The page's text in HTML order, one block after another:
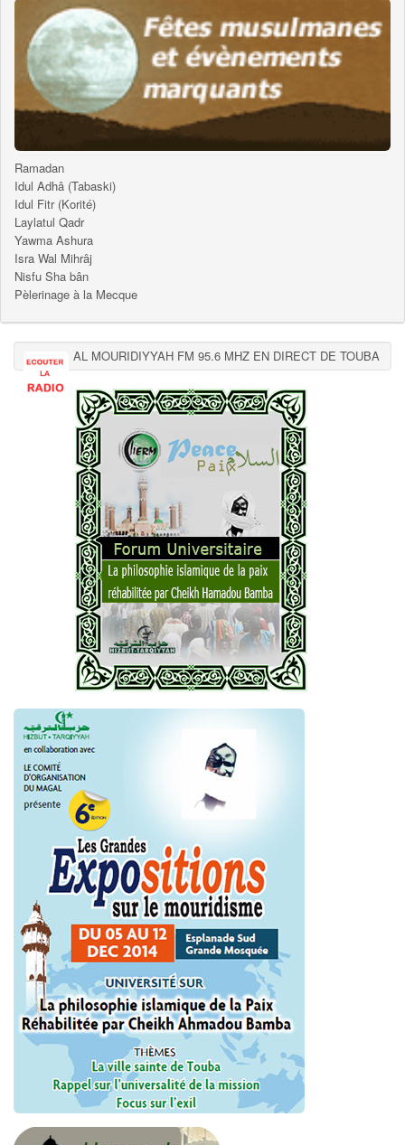
Ramadan
Idul Adhâ (Tabaski)
Idul Fitr (Korité)
Laylatul Qadr
Yawma Ashura
Isra Wal Mihrâj
Nisfu Sha bân
Pèlerinage à la Mecque
AL MOURIDIYYAH FM 95.6 MHZ EN DIRECT DE TOUBA